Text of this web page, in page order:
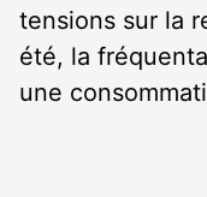
tensions sur la
été, la
une